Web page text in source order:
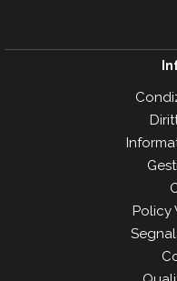
Policy